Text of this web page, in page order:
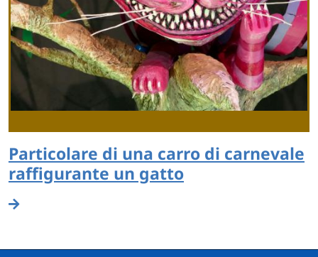
Particolare di una carro di carnevale
raffigurante un gatto